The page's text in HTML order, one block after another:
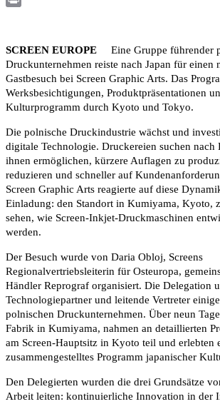
SCREEN EUROPE Eine Gruppe führender
Druckunternehmen reiste nach Japan für einen
Gastbesuch bei Screen Graphic Arts. Das
Werksbesichtigungen, Produktpräsentationen
Kulturprogramm durch Kyoto und Tokyo.
Die polnische Druckindustrie wächst und
digitale Technologie. Druckereien suchen nach
ihnen ermöglichen, kürzere Auflagen zu
reduzieren und schneller auf
Screen Graphic Arts reagierte auf diese
Einladung: den Standort in Kumiyama, Kyoto,
sehen, wie Screen-Inkjet-Druckmaschinen
werden.
Der Besuch wurde von Daria Obloj, Screens
Regionalvertriebsleiterin für Osteuropa,
Händler Reprograf organisiert. Die Delegation
Technologiepartner und leitende Vertreter
polnischen Druckunternehmen. Über neun
Fabrik in Kumiyama, nahmen an detaillierten
am Screen-Hauptsitz in Kyoto teil und erlebten
zusammengestelltes Programm japanischer
Den Delegierten wurden die drei Grundsätze
Arbeit leiten: kontinuierliche Innovation in der